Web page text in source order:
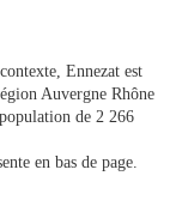
Ennezat est
Auvergne Rhône
de 2 266
en bas de page.